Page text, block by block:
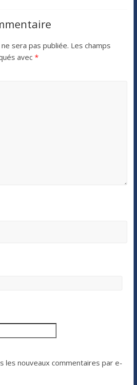
sera pas publiée. Les champs
avec *
les nouveaux commentaires par e-